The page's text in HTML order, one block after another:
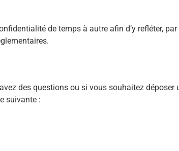
de temps à autre afin d’y refléter,
des questions ou si vous souhaitez
suivante :